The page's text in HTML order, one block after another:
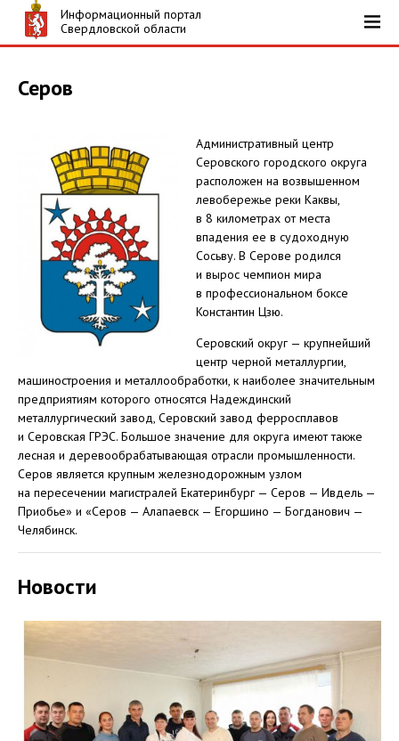
Информационный портал
Свердловской области
Серов
Административный центр
Серовского городского округа
расположен на возвышенном
левобережье реки Каквы,
в 8 километрах от места
впадения ее в судоходную
Сосьву. В Серове родился
и вырос чемпион мира
в профессиональном боксе
Константин Цзю.
Серовский округ — крупнейший
центр черной металлургии,
машиностроения и металлообработки, к наиболее значительным
предприятиям которого относятся Надеждинский
металлургический завод, Серовский завод ферросплавов
и Серовская ГРЭС. Большое значение для округа имеют также
лесная и деревообрабатывающая отрасли промышленности.
Серов является крупным железнодорожным узлом
на пересечении магистралей Екатеринбург — Серов — Ивдель —
Приобье» и «Серов — Алапаевск — Егоршино — Богданович —
Челябинск.
Новости